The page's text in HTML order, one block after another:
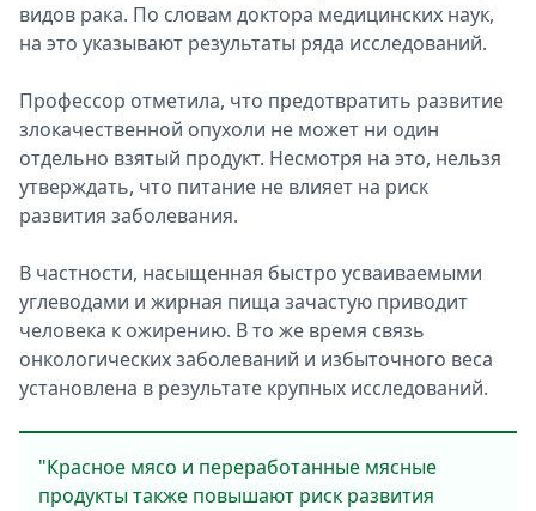
видов рака. По словам доктора медицинских наук,
на это указывают результаты ряда исследований.
Профессор отметила, что предотвратить развитие
злокачественной опухоли не может ни один
отдельно взятый продукт. Несмотря на это, нельзя
утверждать, что питание не влияет на риск
развития заболевания.
В частности, насыщенная быстро усваиваемыми
углеводами и жирная пища зачастую приводит
человека к ожирению. В то же время связь
онкологических заболеваний и избыточного веса
установлена в результате крупных исследований.
"Красное мясо и переработанные мясные
продукты также повышают риск развития